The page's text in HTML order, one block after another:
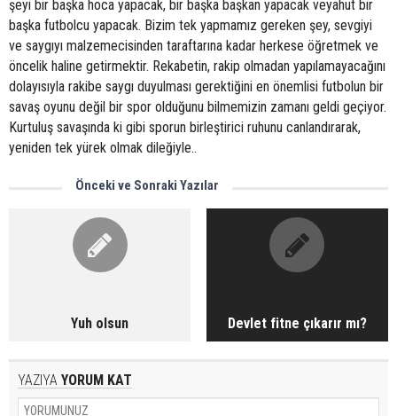
şeyi bir başka hoca yapacak, bir başka başkan yapacak veyahut bir
başka futbolcu yapacak. Bizim tek yapmamız gereken şey, sevgiyi
ve saygıyı malzemecisinden taraftarına kadar herkese öğretmek ve
öncelik haline getirmektir. Rekabetin, rakip olmadan yapılamayacağını
dolayısıyla rakibe saygı duyulması gerektiğini en önemlisi futbolun bir
savaş oyunu değil bir spor olduğunu bilmemizin zamanı geldi geçiyor.
Kurtuluş savaşında ki gibi sporun birleştirici ruhunu canlandırarak,
yeniden tek yürek olmak dileğiyle..
Önceki ve Sonraki Yazılar
Yuh olsun Devlet fitne çıkarır mı?
YAZIYA YORUM KAT